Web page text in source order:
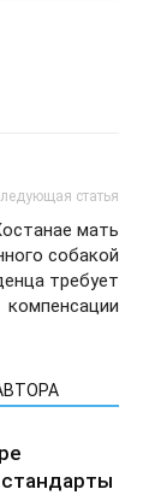
статья
мать
собакой
требует
компенсации